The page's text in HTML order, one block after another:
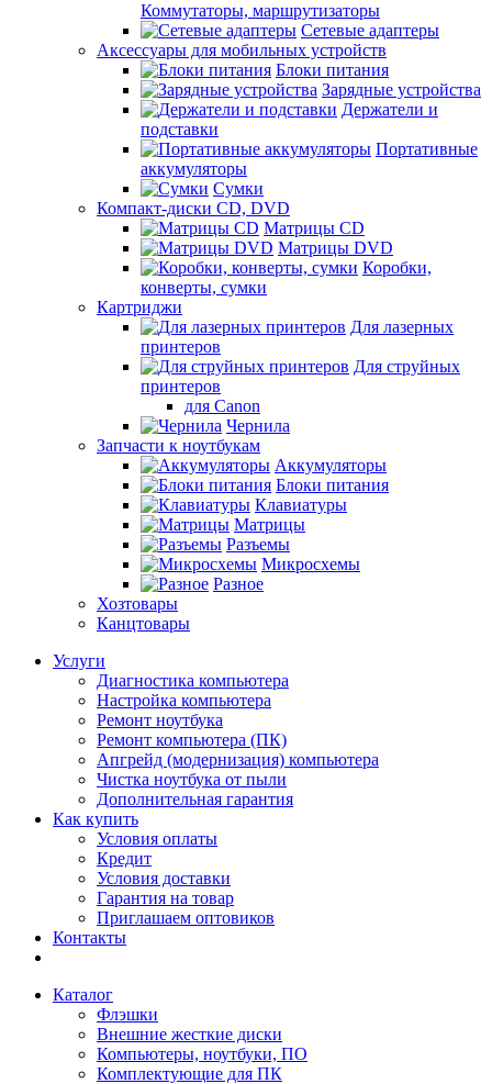
Коммутаторы, маршрутизаторы
Сетевые адаптеры
Аксессуары для мобильных устройств
Блоки питания
Зарядные устройства
Держатели и
подставки
Портативные
аккумуляторы
Сумки
Компакт-диски CD, DVD
Матрицы CD
Матрицы DVD
Коробки,
конверты, сумки
Картриджи
Для лазерных
принтеров
Для струйных
принтеров
для Canon
Чернила
Запчасти к ноутбукам
Аккумуляторы
Блоки питания
Клавиатуры
Матрицы
Разъемы
Микросхемы
Разное
Хозтовары
Канцтовары
Услуги
Диагностика компьютера
Настройка компьютера
Ремонт ноутбука
Ремонт компьютера (ПК)
Апгрейд (модернизация) компьютера
Чистка ноутбука от пыли
Дополнительная гарантия
Как купить
Условия оплаты
Кредит
Условия доставки
Гарантия на товар
Приглашаем оптовиков
Контакты
Каталог
Флэшки
Внешние жесткие диски
Компьютеры, ноутбуки, ПО
Комплектующие для ПК